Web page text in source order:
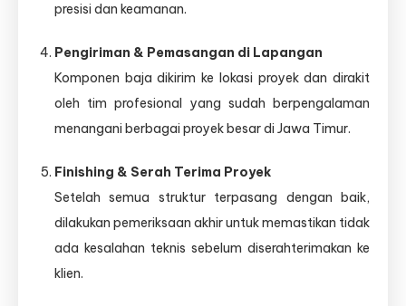
presisi dan keamanan.
Pengiriman & Pemasangan di Lapangan
Komponen baja dikirim ke lokasi proyek dan dirakit
oleh tim profesional yang sudah berpengalaman
menangani berbagai proyek besar di Jawa Timur.
Finishing & Serah Terima Proyek
Setelah semua struktur terpasang dengan baik,
dilakukan pemeriksaan akhir untuk memastikan tidak
ada kesalahan teknis sebelum diserahterimakan ke
klien.